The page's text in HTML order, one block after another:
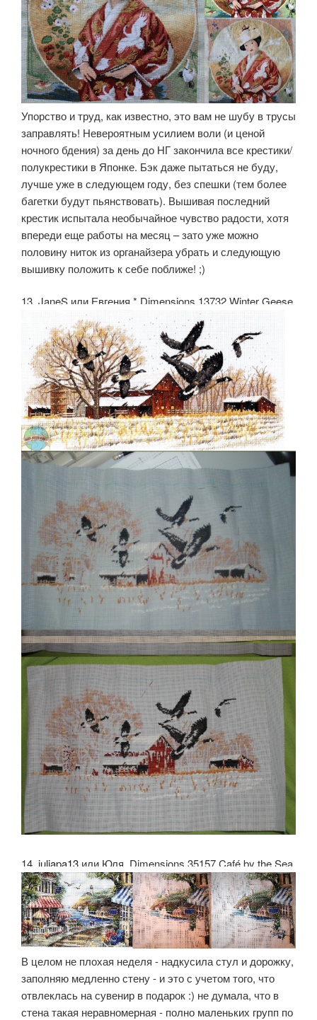
Упорство и труд, как известно, это вам не шубу в трусы
заправлять! Невероятным усилием воли (и ценой
ночного бдения) за день до НГ закончила все крестики/
полукрестики в Японке. Бэк даже пытаться не буду,
лучше уже в следующем году, без спешки (тем более
багетки будут пьянствовать). Вышивая последний
крестик испытала необычайное чувство радости, хотя
впереди еще работы на месяц – зато уже можно
половину ниток из органайзера убрать и следующую
вышивку положить к себе поближе! ;)
13. JaneS или Евгения.* Dimensions 13732 Winter Geese.
14. juliapa13 или Юля. Dimensions 35157 Café by the Sea.
В целом не плохая неделя - надкусила стул и дорожку,
заполняю медленно стену - и это с учетом того, что
отвлеклась на сувенир в подарок :) не думала, что в
стена такая неравномерная - полно маленьких групп по